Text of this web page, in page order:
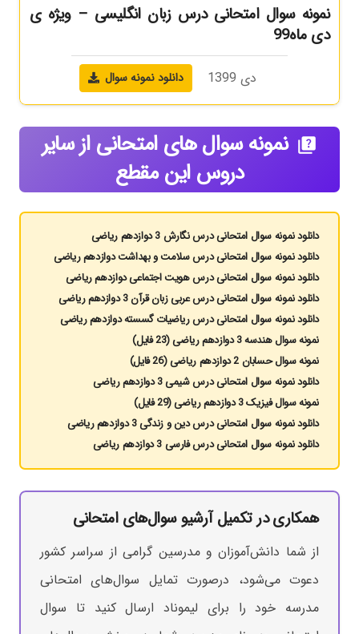
نمونه سوال امتحانی درس زبان انگلیسی – ویژه ی
دی ماه99
دی 1399 دانلود نمونه سوال
quiz نمونه سوال های امتحانی از سایر
دروس این مقطع
دانلود نمونه سوال امتحانی درس نگارش 3 دوازدهم ریاضی
دانلود نمونه سوال امتحانی درس سلامت و بهداشت دوازدهم ریاضی
دانلود نمونه سوال امتحانی درس هویت اجتماعی دوازدهم ریاضی
دانلود نمونه سوال امتحانی درس عربی زبان قرآن 3 دوازدهم ریاضی
دانلود نمونه سوال امتحانی درس ریاضیات گسسته دوازدهم ریاضی
نمونه سوال هندسه 3 دوازدهم ریاضی (23 فایل)
نمونه سوال حسابان 2 دوازدهم ریاضی (26 فایل)
دانلود نمونه سوال امتحانی درس شیمی 3 دوازدهم ریاضی
نمونه سوال فیزیک 3 دوازدهم ریاضی (29 فایل)
دانلود نمونه سوال امتحانی درس دین و زندگی 3 دوازدهم ریاضی
دانلود نمونه سوال امتحانی درس فارسی 3 دوازدهم ریاضی
همکاری در تکمیل آرشیو سوال‌های امتحانی
از شما دانش‌آموزان و مدرسین گرامی از سراسر کشور
دعوت می‌شود، درصورت تمایل سوال‌های امتحانی
مدرسه خود را برای لیموناد ارسال کنید تا سوال